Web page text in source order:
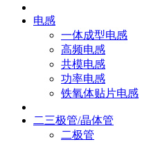
电感
一体成型电感
高频电感
共模电感
功率电感
铁氧体贴片电感
二三极管/晶体管
二极管